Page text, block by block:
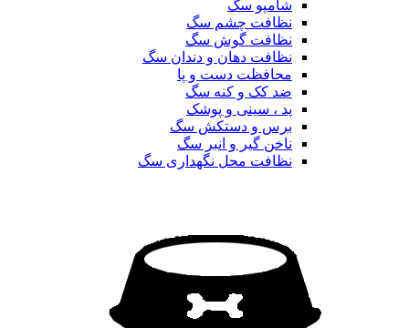
شامپو سگ
نظافت چشم سگ
نظافت گوش سگ
نظافت دهان و دندان سگ
محافظت دست و پا
ضد کک و کنه سگ
پد ، سینی و پوشک
برس و دستکش سگ
ناخن گیر و انبر سگ
نظافت محل نگهداری سگ